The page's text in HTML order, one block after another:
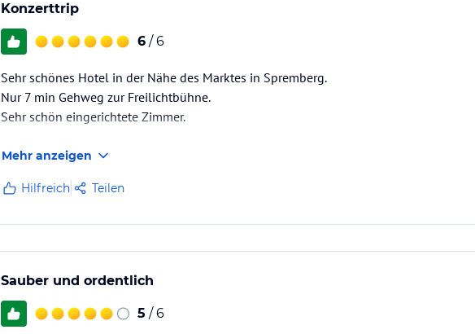
Konzerttrip
6 / 6
Sehr schönes Hotel in der Nähe des Marktes in Spremberg.
Nur 7 min Gehweg zur Freilichtbühne.
Sehr schön eingerichtete Zimmer.
Mehr anzeigen
Hilfreich Teilen
Sauber und ordentlich
5 / 6